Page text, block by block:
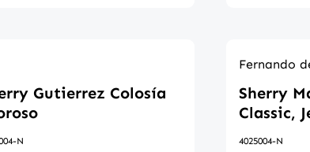
Gutierrez Colosía
N
Fernando
Sherry
Classic,
4025004-N